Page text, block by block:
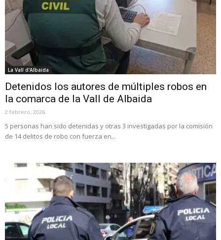
La Vall d'Albaida
Detenidos los autores de múltiples robos en
la comarca de la Vall de Albaida
2 febrero, 2026
5 personas han sido detenidas y otras 3 investigadas por la comisión
de 14 delitos de robo con fuerza en...